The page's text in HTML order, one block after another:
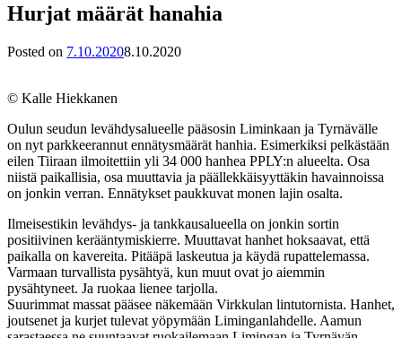
Hurjat määrät hanahia
Posted on 7.10.20208.10.2020
© Kalle Hiekkanen
Oulun seudun levähdysalueelle pääsosin Liminkaan ja Tyrnävälle
on nyt parkkeerannut ennätysmäärät hanhia. Esimerkiksi pelkästään
eilen Tiiraan ilmoitettiin yli 34 000 hanhea PPLY:n alueelta. Osa
niistä paikallisia, osa muuttavia ja päällekkäisyyttäkin havainnoissa
on jonkin verran. Ennätykset paukkuvat monen lajin osalta.
Ilmeisestikin levähdys- ja tankkausalueella on jonkin sortin
positiivinen kerääntymiskierre. Muuttavat hanhet hoksaavat, että
paikalla on kavereita. Pitääpä laskeutua ja käydä rupattelemassa.
Varmaan turvallista pysähtyä, kun muut ovat jo aiemmin
pysähtyneet. Ja ruokaa lienee tarjolla.
Suurimmat massat pääsee näkemään Virkkulan lintutornista. Hanhet,
joutsenet ja kurjet tulevat yöpymään Liminganlahdelle. Aamun